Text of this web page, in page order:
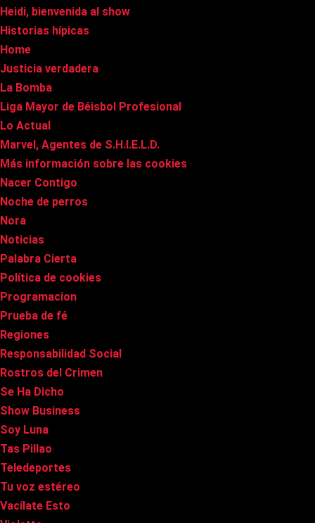
Heidi, bienvenida al show
Historias hípicas
Home
Justicia verdadera
La Bomba
Liga Mayor de Béisbol Profesional
Lo Actual
Marvel, Agentes de S.H.I.E.L.D.
Más información sobre las cookies
Nacer Contigo
Noche de perros
Nora
Noticias
Palabra Cierta
Política de cookies
Programacion
Prueba de fé
Regiones
Responsabilidad Social
Rostros del Crimen
Se Ha Dicho
Show Business
Soy Luna
Tas Pillao
Teledeportes
Tu voz estéreo
Vacílate Esto